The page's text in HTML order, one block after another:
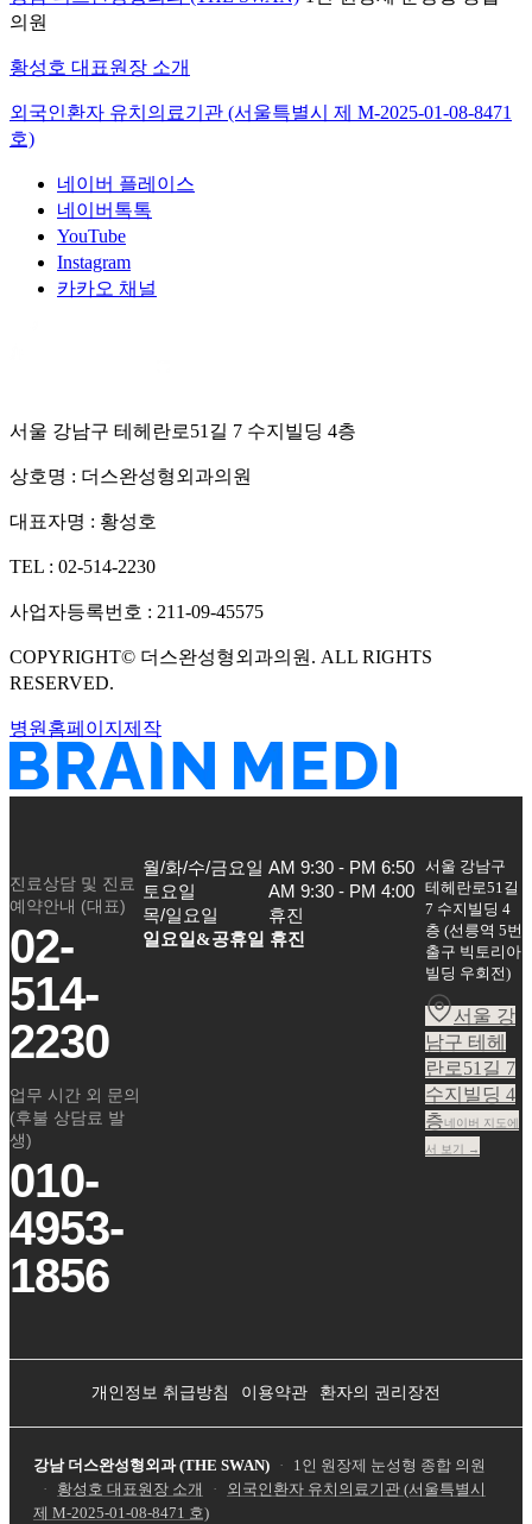
의원
황성호 대표원장 소개
외국인환자 유치의료기관 (서울특별시 제 M-2025-01-08-8471
호)
네이버 플레이스
네이버톡톡
YouTube
Instagram
카카오 채널
서울 강남구 테헤란로51길 7 수지빌딩 4층
상호명 : 더스완성형외과의원
대표자명 : 황성호
TEL : 02-514-2230
사업자등록번호 : 211-09-45575
COPYRIGHT© 더스완성형외과의원 . ALL RIGHTS
RESERVED.
병원홈페이지제작
진료상담 및 진료
예약안내 (대표)
02-
514-
2230
업무 시간 외 문의
(후불 상담료 발
생)
010-
4953-
1856
월/화/수/금요일
토요일
목/일요일
AM 9:30 - PM 6:50
AM 9:30 - PM 4:00
휴진
일요일&공휴일 휴진
서울 강남구
테헤란로51길
7 수지빌딩 4
층 (선릉역 5번
출구 빅토리아
빌딩 우회전)
서울 강
남구 테헤
란로51길 7
수지빌딩 4
층네이버 지도에
서 보기 →
개인정보 취급방침 이용약관 환자의 권리장전
강남 더스완성형외과 (THE SWAN) ·
1인 원장제 눈성형 종합 의원
·
황성호 대표원장 소개 ·
외국인환자 유치의료기관 (서울특별시
제 M-2025-01-08-8471 호)